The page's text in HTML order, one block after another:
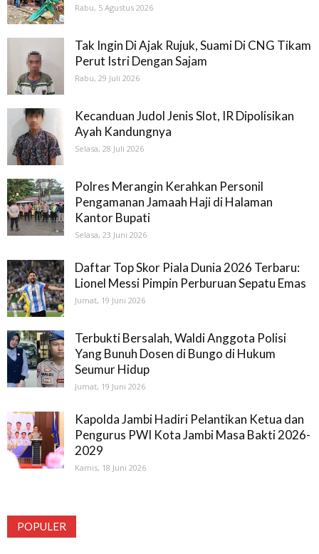
Rabu, 5 Agustus 2026
Tak Ingin Di Ajak Rujuk, Suami Di CNG Tikam
Perut Istri Dengan Sajam
Rabu, 29 Juli 2026
Kecanduan Judol Jenis Slot, IR Dipolisikan
Ayah Kandungnya
Selasa, 28 Juli 2026
Polres Merangin Kerahkan Personil
Pengamanan Jamaah Haji di Halaman
Kantor Bupati
Selasa, 23 Juni 2026
Daftar Top Skor Piala Dunia 2026 Terbaru:
Lionel Messi Pimpin Perburuan Sepatu Emas
Jumat, 19 Juni 2026
Terbukti Bersalah, Waldi Anggota Polisi
Yang Bunuh Dosen di Bungo di Hukum
Seumur Hidup
Jumat, 19 Juni 2026
Kapolda Jambi Hadiri Pelantikan Ketua dan
Pengurus PWI Kota Jambi Masa Bakti 2026-
2029
Kamis, 18 Juni 2026
POPULER